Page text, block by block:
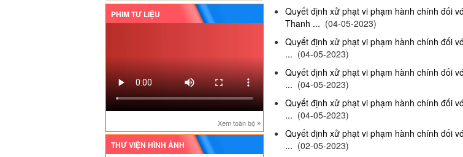
PHIM TƯ LIỆU
Xem toàn bộ
THƯ VIỆN HÌNH ẢNH
Quyết định xử phạt vi phạm hành chính đối
Thanh ... (04-05-2023)
Quyết định xử phạt vi phạm hành chính đối
... (04-05-2023)
Quyết định xử phạt vi phạm hành chính đối
... (04-05-2023)
Quyết định xử phạt vi phạm hành chính đối
... (04-05-2023)
Quyết định xử phạt vi phạm hành chính đối
... (02-05-2023)